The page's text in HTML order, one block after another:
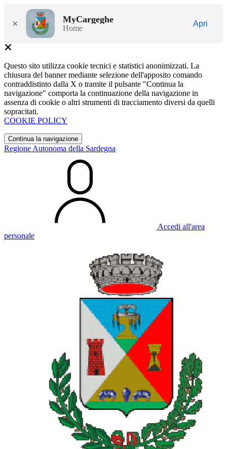
× MyCargeghe
Home
Apri
Questo sito utilizza cookie tecnici e statistici anonimizzati. La
chiusura del banner mediante selezione dell'apposito comando
contraddistinto dalla X o tramite il pulsante "Continua la
navigazione" comporta la continuazione della navigazione in
assenza di cookie o altri strumenti di tracciamento diversi da quelli
sopracitati.
COOKIE POLICY
Continua la navigazione
Regione Autonoma della Sardegna
Accedi all'area
personale